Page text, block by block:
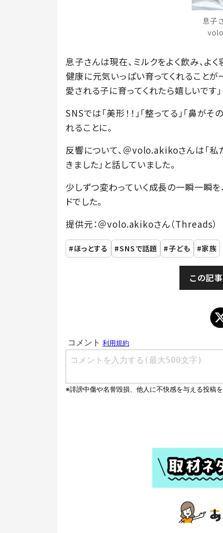
息子
息子さんは現在、ミルクをよく飲み、
健康に元気いっぱい育ってくれることが
愛される子に育ってくれたら嬉しいです
SNSでは「美形！！」「整ってる」「鼻が
れることに。
反響について、＠volo.akikoさんは「私
きました」と話していました。
少しずつ変わっていく成長の一瞬一瞬を
ドでした。
提供元：＠volo.akikoさん（Threads）
ほっとする SNSで話題 子ども 家族
この記